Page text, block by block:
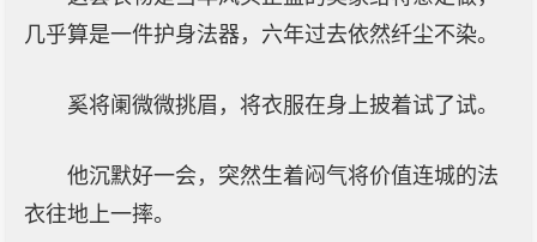
几乎算是一件护身法器，六年过去依然纤尘不染。
奚将阑微微挑眉，将衣服在身上披着试了试。
他沉默好一会，突然生着闷气将价值连城的法
衣往地上一摔。